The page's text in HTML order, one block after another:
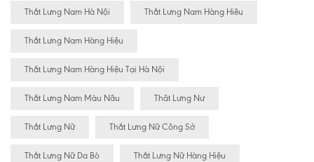
Thắt Lưng Nam Hà Nội Thắt Lưng Nam Hàng Hiêu
Thắt Lưng Nam Hàng Hiệu
Thắt Lưng Nam Hàng Hiệu Tại Hà Nội
Thắt Lưng Nam Màu Nâu Thăt Lưng Nư
Thắt Lưng Nữ Thắt Lưng Nữ Công Sở
Thắt Lưng Nữ Da Bò Thắt Lưng Nữ Hàng Hiệu